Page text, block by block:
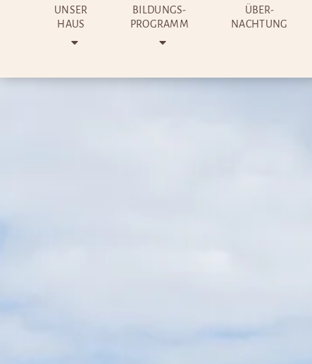
UNSER
HAUS
BILDUNGS-
PROGRAMM
ÜBER-
NACHTUNG